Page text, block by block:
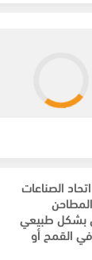
الصناعات
المطاحن
بشكل طبيعي
القمح أو